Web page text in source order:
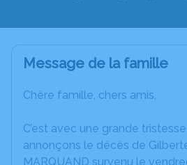
Message de la famille
Chère famille, chers amis,
C’est avec une grande
annonçons le décès de
MARQUAND survenu le